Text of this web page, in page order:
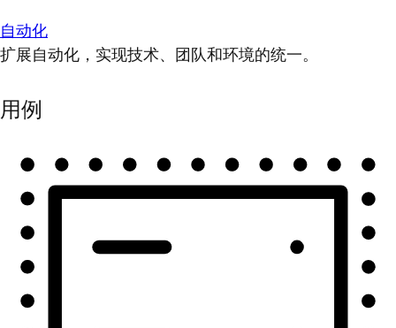
自动化
扩展自动化，实现技术、团队和环境的统一。
用例